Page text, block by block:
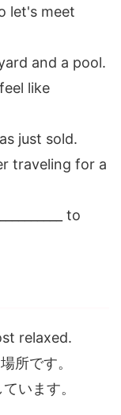
let's meet
and a pool.
like
just sold.
traveling for a
to
relaxed.
所です。
います。